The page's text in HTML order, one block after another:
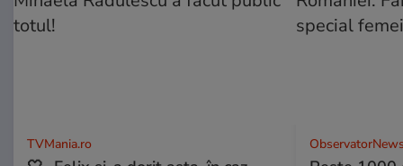
TVMania.ro